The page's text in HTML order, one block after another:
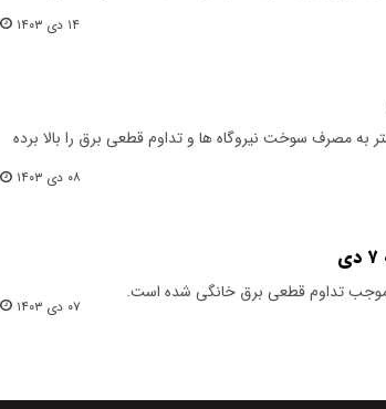
۱۴ دی ۱۴۰۳
به مصرف سوخت نیروگاه ها و تداوم قطعی برق را بالا برده
۰۸ دی ۱۴۰۳
موجب تداوم قطعی برق خانگی شده است‌.
۰۷ دی ۱۴۰۳